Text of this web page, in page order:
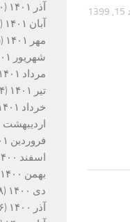
آذر ۱۴۰۱
(۲۴۰)
آبان ۱۴۰۱
(۱۸۹)
مهر ۱۴۰۱
(۱۷۵)
شهریور ۱۴۰۱
مرداد ۱۴۰۱
تیر ۱۴۰۱
(۱۱۴)
خرداد ۱۴۰۱
اردیبهشت ۱۴۰۱
فروردین ۱۴۰۱
اسفند ۱۴۰۰
بهمن ۱۴۰۰
دی ۱۴۰۰
(۱۱۸)
آذر ۱۴۰۰
(۱۱۶)